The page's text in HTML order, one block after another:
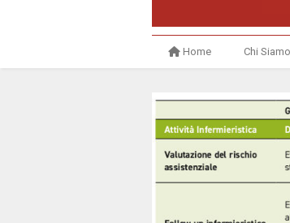
Home Chi Siamo